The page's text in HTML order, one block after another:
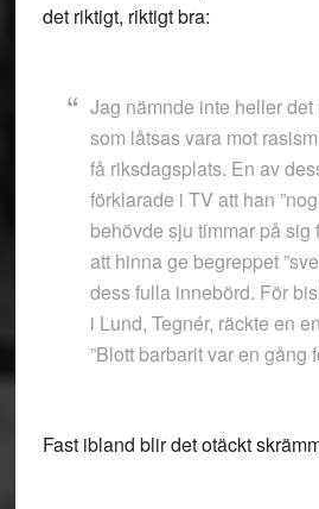
det riktigt, riktigt bra:
Jag nämnde inte heller det
som låtsas vara mot
få riksdagsplats. En av
förklarade i TV att han
behövde sju timmar på sig
att hinna ge begreppet
dess fulla innebörd. För
i Lund, Tegnér, räckte en
”Blott barbarit var en gång
Fast ibland blir det otäckt